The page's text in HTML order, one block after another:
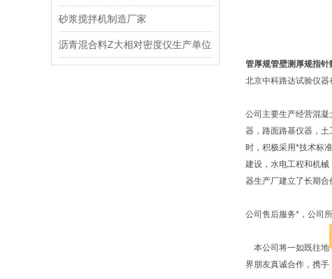
砂浆搅拌机制造厂家
沥青混合料Z大相对密度仪生产单位
管厚规管壁测厚规指
北京中科路达试验仪器
公司主要生产经营混
器，路面路基仪器，
时，积极采用*技术标
建设，水电工程和机
器生产厂建立了长期合
公司售后服务*，公司
本公司将一如既往地
界朋友真诚合作，携手